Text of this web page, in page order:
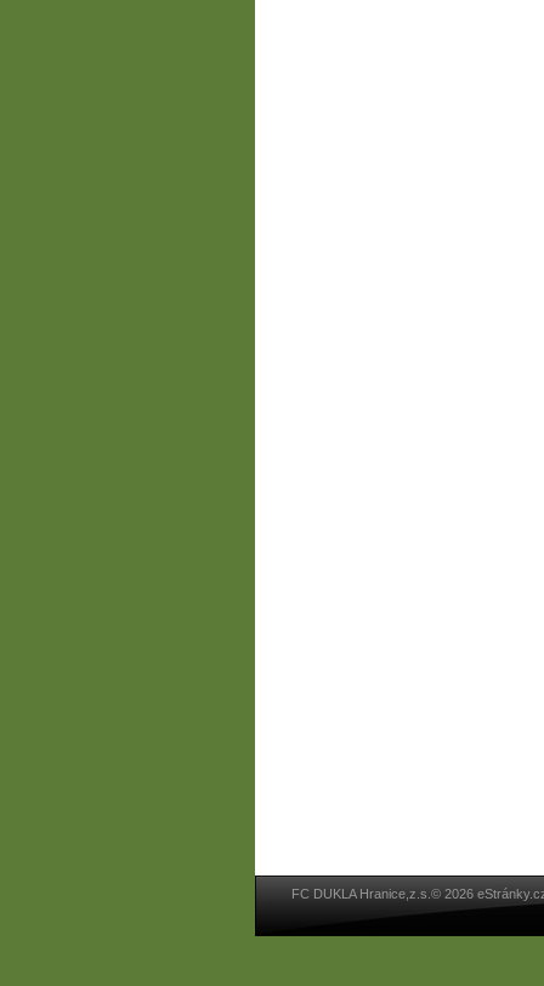
FC DUKLA Hranice,z.s.© 2026